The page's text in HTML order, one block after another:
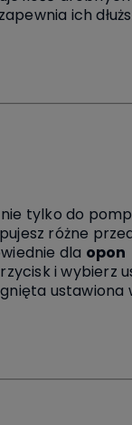
ich
tylko do
różne
dla opon
i wybierz
ustawiona